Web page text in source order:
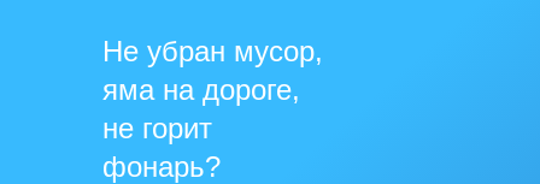
Не убран мусор,
яма на дороге,
не горит
фонарь?